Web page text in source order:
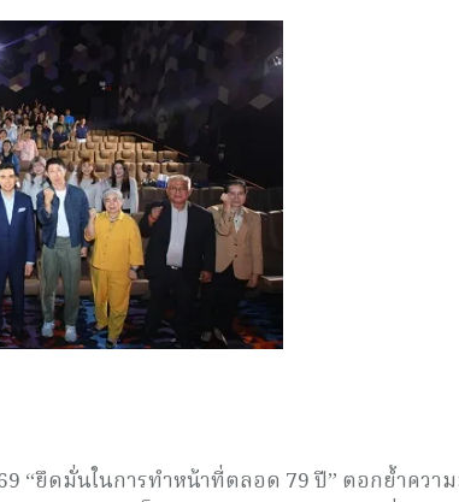
“ยึดมั่นในการทำหน้าที่ตลอด 79 ปี” ตอกย้ำควา